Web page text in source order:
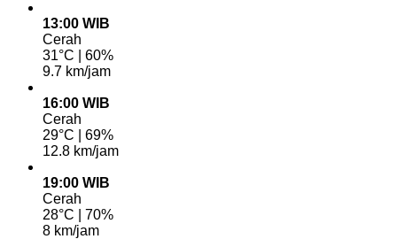
13:00 WIB
Cerah
31°C | 60%
9.7 km/jam
16:00 WIB
Cerah
29°C | 69%
12.8 km/jam
19:00 WIB
Cerah
28°C | 70%
8 km/jam